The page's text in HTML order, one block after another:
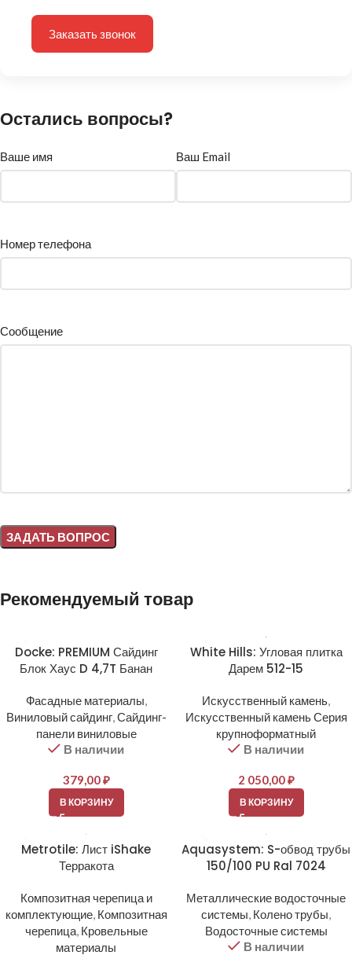
Заказать звонок
Остались вопросы?
Ваше имя Ваш Email
Номер телефона
Сообщение
Рекомендуемый товар
Docke: PREMIUM Сайдинг
Блок Хаус D 4,7T Банан
Фасадные материалы,
Виниловый сайдинг,Сайдинг-
панели виниловые
В наличии
379,00₽
В КОРЗИНУ
White Hills: Угловая плитка
Дарем 512-15
Искусственный камень,
Искусственный камень Серия
крупноформатный
В наличии
2 050,00₽
В КОРЗИНУ
Metrotile: Лист iShake
Терракота
Композитная черепица и
комплектующие, Композитная
черепица, Кровельные
материалы
Aquasystem: S-обвод трубы
150/100 PU Ral 7024
Металлические водосточные
системы, Колено трубы,
Водосточные системы
В наличии